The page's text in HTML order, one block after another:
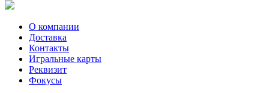
О компании
Доставка
Контакты
Игральные карты
Реквизит
Фокусы